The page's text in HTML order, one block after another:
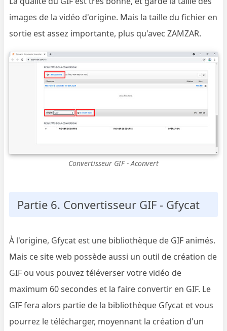
images de la vidéo d'origine. Mais la taille du fichier en
sortie est assez importante, plus qu'avec ZAMZAR.
Convertisseur GIF - Aconvert
Partie 6. Convertisseur GIF - Gfycat
À l'origine, Gfycat est une bibliothèque de GIF animés.
Mais ce site web possède aussi un outil de création de
GIF ou vous pouvez téléverser votre vidéo de
maximum 60 secondes et la faire convertir en GIF. Le
GIF fera alors partie de la bibliothèque Gfycat et vous
pourrez le télécharger, moyennant la création d'un